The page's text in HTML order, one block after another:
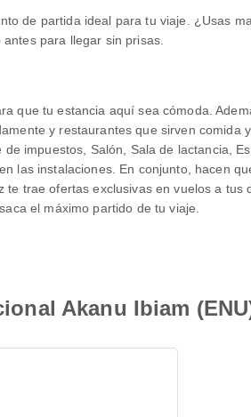
de partida ideal para tu viaje. ¿Usas
para llegar sin prisas.
que tu estancia aquí sea cómoda.
y restaurantes que sirven
impuestos, Salón, Sala de lactancia,
las instalaciones. En conjunto, hacen
trae ofertas exclusivas en vuelos a
el máximo partido de tu viaje.
Akanu Ibiam